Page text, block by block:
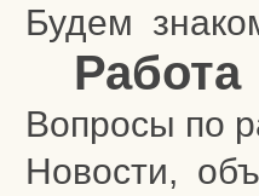
Будем
Вопросы по
Новости,